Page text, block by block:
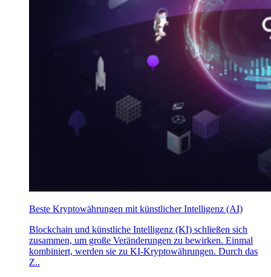
Beste Kryptowährungen mit künstlicher Intelligenz (AI)
Blockchain und künstliche Intelligenz (KI) schließen sich
zusammen, um große Veränderungen zu bewirken. Einmal
kombiniert, werden sie zu KI-Kryptowährungen. Durch das
Z..